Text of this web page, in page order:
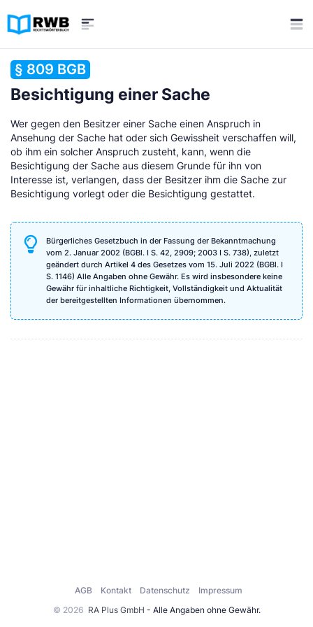
§ 809 BGB
Besichtigung einer Sache
Wer gegen den Besitzer einer Sache einen Anspruch in
Ansehung der Sache hat oder sich Gewissheit verschaffen will,
ob ihm ein solcher Anspruch zusteht, kann, wenn die
Besichtigung der Sache aus diesem Grunde für ihn von
Interesse ist, verlangen, dass der Besitzer ihm die Sache zur
Besichtigung vorlegt oder die Besichtigung gestattet.
Bürgerliches Gesetzbuch in der Fassung der Bekanntmachung
vom 2. Januar 2002 (BGBl. I S. 42, 2909; 2003 I S. 738), zuletzt
geändert durch Artikel 4 des Gesetzes vom 15. Juli 2022 (BGBl. I
S. 1146) Alle Angaben ohne Gewähr. Es wird insbesondere keine
Gewähr für inhaltliche Richtigkeit, Vollständigkeit und Aktualität
der bereitgestellten Informationen übernommen.
© 2026 RA Plus GmbH - Alle Angaben ohne Gewähr.
AGB Kontakt Datenschutz Impressum